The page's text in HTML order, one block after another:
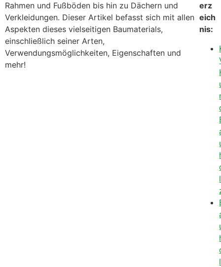
Rahmen und Fußböden bis hin zu Dächern und
Verkleidungen. Dieser Artikel befasst sich mit allen
Aspekten dieses vielseitigen Baumaterials,
einschließlich seiner Arten,
Verwendungsmöglichkeiten, Eigenschaften und
mehr!
erz
eich
nis:
l
l